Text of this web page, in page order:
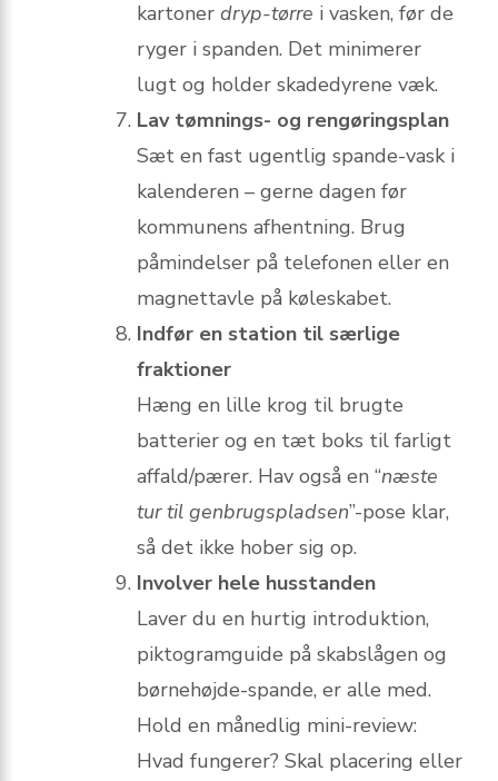
kartoner dryp-tørre i vasken, før de
ryger i spanden. Det minimerer
lugt og holder skadedyrene væk.
Lav tømnings- og rengøringsplan
Sæt en fast ugentlig spande-vask i
kalenderen – gerne dagen før
kommunens afhentning. Brug
påmindelser på telefonen eller en
magnettavle på køleskabet.
Indfør en station til særlige
fraktioner
Hæng en lille krog til brugte
batterier og en tæt boks til farligt
affald/pærer. Hav også en “næste
tur til genbrugs­pladsen”-pose klar,
så det ikke hober sig op.
Involver hele husstanden
Laver du en hurtig introduktion,
piktogramguide på skabslågen og
børnehøjde-spande, er alle med.
Hold en månedlig mini-review:
Hvad fungerer? Skal placering eller